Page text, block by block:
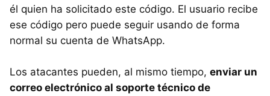
él quien ha solicitado este código. El usuario recibe
ese código pero puede seguir usando de forma
normal su cuenta de WhatsApp.
Los atacantes pueden, al mismo tiempo, enviar un
correo electrónico al soporte técnico de